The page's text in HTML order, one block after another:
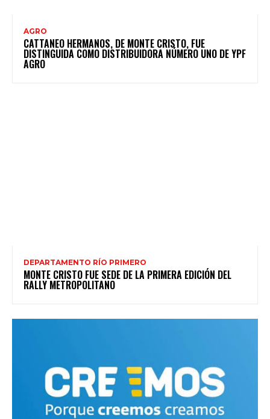
AGRO
CATTANEO HERMANOS, DE MONTE CRISTO, FUE
DISTINGUIDA COMO DISTRIBUIDORA NÚMERO UNO DE YPF
AGRO
DEPARTAMENTO RÍO PRIMERO
MONTE CRISTO FUE SEDE DE LA PRIMERA EDICIÓN DEL
RALLY METROPOLITANO